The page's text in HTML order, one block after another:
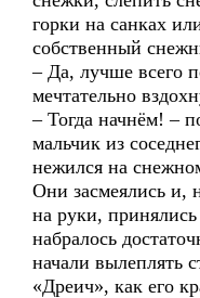
горки на санках
собственный
– Да, лучше всего
мечтательно
– Тогда начнём! –
мальчик из
нежился на
Они засмеялись и,
на руки, принялись
набралось
начали вылеплять
«Дреич», как его